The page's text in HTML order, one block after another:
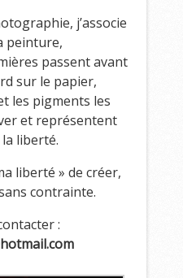
j’associe
peinture,
passent avant
sur le papier,
les pigments les
et représentent
liberté.
liberté » de créer,
contrainte.
: